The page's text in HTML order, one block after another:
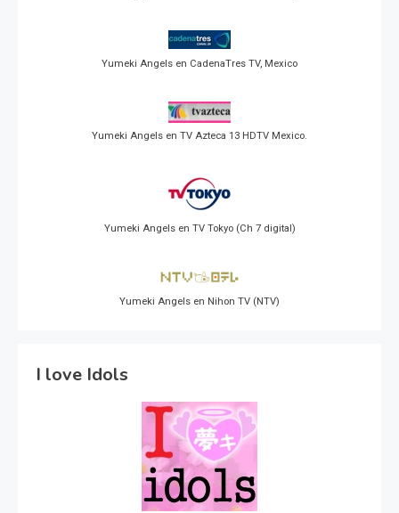
Yumeki Angels en CadenaTres TV, Mexico
Yumeki Angels en TV Azteca 13 HDTV Mexico.
Yumeki Angels en TV Tokyo (Ch 7 digital)
Yumeki Angels en Nihon TV (NTV)
I love Idols